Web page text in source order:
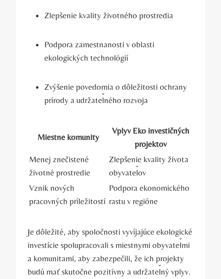
Zlepšenie kvality životného‌ prostredia
Podpora zamestnanosti v oblasti
ekologických technológií
Zvýšenie ​povedomia o dôležitosti ochrany
prírody a udržateľného⁤ rozvoja
Miestne komunity
Vplyv Eko⁤ investičných
⁤projektov
Menej znečistené
‌životné prostredie
Zlepšenie kvality života
obyvateľov
Vznik ⁢nových
pracovných príležitostí
Podpora ekonomického
rastu v ⁢regióne
Je ‌dôležité, aby ⁢spoločnosti vyvíjajúce​ ekologické
investície spolupracovali ⁣s miestnymi obyvateľmi
a komunitami, aby zabezpečili, že ich projekty
budú mať skutočne ‌pozitívny a udržateľný vplyv.‌